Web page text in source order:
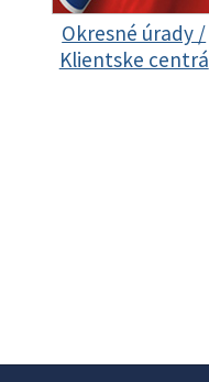
Okresné úrady /
Klientske centrá